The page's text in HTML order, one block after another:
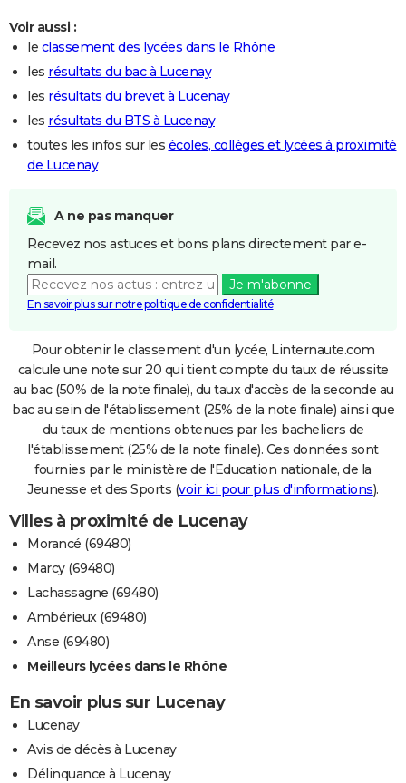
Voir aussi :
le classement des lycées dans le Rhône
les résultats du bac à Lucenay
les résultats du brevet à Lucenay
les résultats du BTS à Lucenay
toutes les infos sur les écoles, collèges et lycées à proximité
de Lucenay
A ne pas manquer
Recevez nos astuces et bons plans directement par e-
mail.
Je m'abonne
En savoir plus sur notre politique de confidentialité
Pour obtenir le classement d'un lycée, Linternaute.com
calcule une note sur 20 qui tient compte du taux de réussite
au bac (50% de la note finale), du taux d'accès de la seconde au
bac au sein de l'établissement (25% de la note finale) ainsi que
du taux de mentions obtenues par les bacheliers de
l'établissement (25% de la note finale). Ces données sont
fournies par le ministère de l'Education nationale, de la
Jeunesse et des Sports (voir ici pour plus d'informations).
Villes à proximité de Lucenay
Morancé (69480)
Marcy (69480)
Lachassagne (69480)
Ambérieux (69480)
Anse (69480)
Meilleurs lycées dans le Rhône
En savoir plus sur Lucenay
Lucenay
Avis de décès à Lucenay
Délinquance à Lucenay